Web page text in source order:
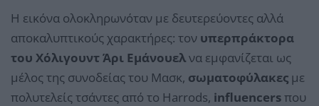
Η εικόνα ολοκληρωνόταν με δευτερεύοντες αλλά
αποκαλυπτικούς χαρακτήρες: τον υπερπράκτορα
του Χόλιγουντ Άρι Εμάνουελνα εμφανίζεται ως
μέλος της συνοδείας του Μασκ, σωματοφύλακες με
πολυτελείς τσάντες από το Harrods, influencersπου